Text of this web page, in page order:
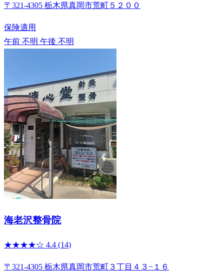
〒321-4305 栃木県真岡市荒町５２００
保険適用
午前 不明 午後 不明
海老沢整骨院
★★★★☆ 4.4 (14)
〒321-4305 栃木県真岡市荒町３丁目４３−１６